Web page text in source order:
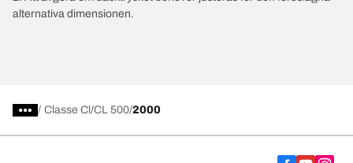
alternativa dimensionen.
/ Classe Cl CL 500 2000